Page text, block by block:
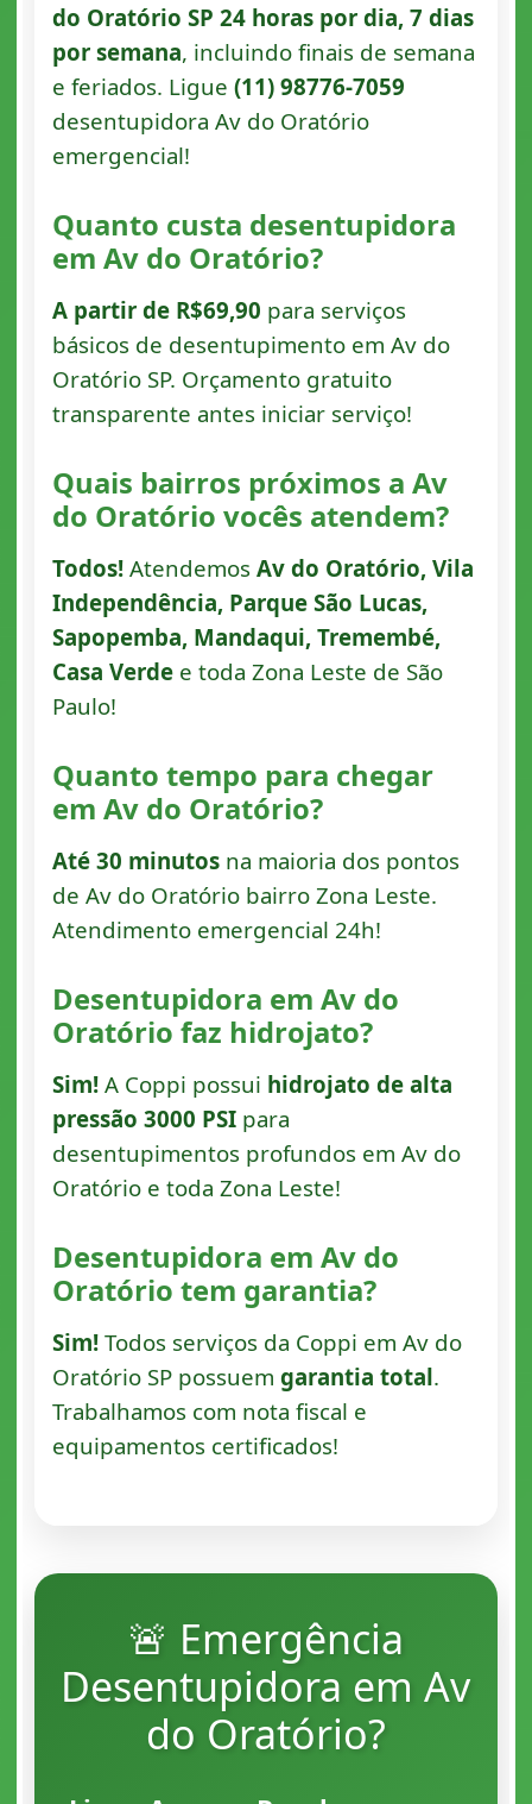
do Oratório SP 24 horas por dia, 7 dias
por semana, incluindo finais de semana
e feriados. Ligue (11) 98776-7059
desentupidora Av do Oratório
emergencial!
Quanto custa desentupidora
em Av do Oratório?
A partir de R$69,90 para serviços
básicos de desentupimento em Av do
Oratório SP. Orçamento gratuito
transparente antes iniciar serviço!
Quais bairros próximos a Av
do Oratório vocês atendem?
Todos!Atendemos Av do Oratório, Vila
Independência, Parque São Lucas,
Sapopemba, Mandaqui, Tremembé,
Casa Verdee toda Zona Leste de São
Paulo!
Quanto tempo para chegar
em Av do Oratório?
Até 30 minutosna maioria dos pontos
de Av do Oratório bairro Zona Leste.
Atendimento emergencial 24h!
Desentupidora em Av do
Oratório faz hidrojato?
Sim!A Coppi possui hidrojato de alta
pressão 3000 PSIpara
desentupimentos profundos em Av do
Oratório e toda Zona Leste!
Desentupidora em Av do
Oratório tem garantia?
Sim!Todos serviços da Coppi em Av do
Oratório SP possuem garantia total.
Trabalhamos com nota fiscal e
equipamentos certificados!
🚨 Emergência
Desentupidora em Av
do Oratório?